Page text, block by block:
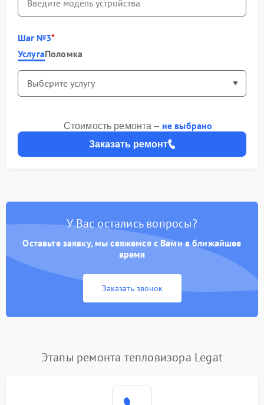
Шаг №3
УслугаПоломка
Заказать ремонт
Стоимость ремонта – не выбрано
У Вас остались вопросы?
Оставьте заявку, мы свяжемся с Вами в ближайшее
время
Заказать звонок
Этапы ремонта тепловизора Legat